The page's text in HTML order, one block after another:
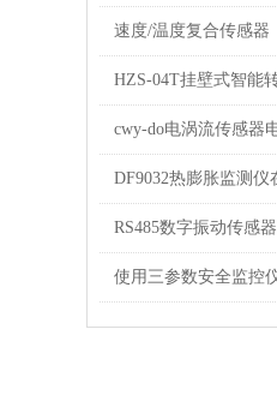
速度/温度复合传感器
RS485数字振动传感器